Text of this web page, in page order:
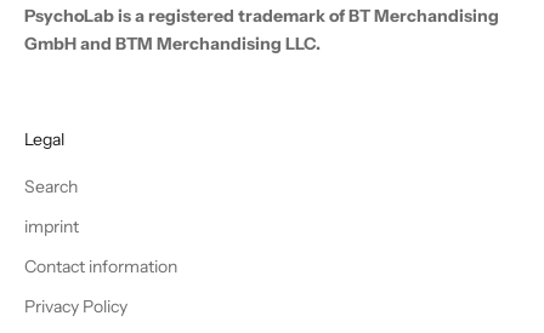
PsychoLab is a registered trademark of BT Merchandising
GmbH and BTM Merchandising LLC.
Legal
Search
imprint
Contact information
Privacy Policy